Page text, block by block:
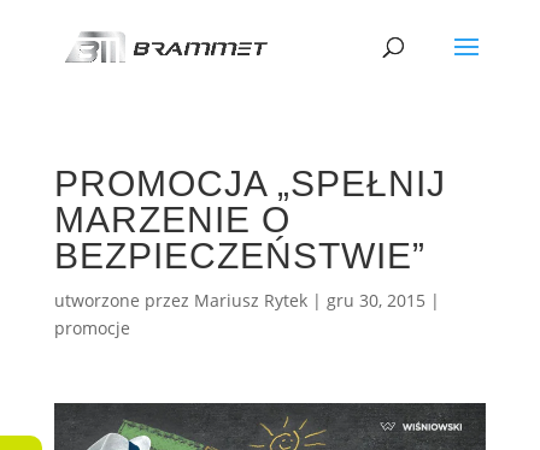
PROMOCJA „SPEŁNIJ
MARZENIE O
BEZPIECZEŃSTWIE”
utworzone przez Mariusz Rytek| gru 30, 2015 |
promocje